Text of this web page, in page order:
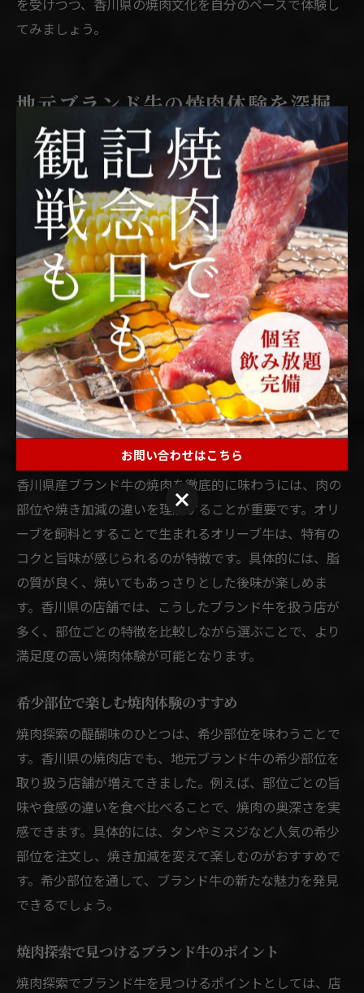
を受けつつ、香川県の焼肉文化を自分のペースで体験し
てみましょう。
地元ブランド牛の焼肉体験を深掘
りする
焼肉で味わう地元ブランド牛の魅力
香川県で焼肉を楽しむなら、地元ブランド牛の豊かな味
わいは外せません。脂の甘みや柔らかな肉質は、焼肉の
真骨頂を実感させてくれます。特にオリーブ牛や讃岐牛
は、香川県ならではのブランドとして高い評価を受けて
います。例えば、部位ごとに異なる食感を楽しみなが
ら、ゆっくりと味わうことで地元牛の魅力を存分に堪能
できます。香川県産牛は焼肉の楽しみ方をさらに広げて
くれる存在です。
香川県産ブランド牛の焼肉を徹底解説
香川県産ブランド牛の焼肉を徹底的に味わうには、肉の
部位や焼き加減の違いを理解することが重要です。オリ
ーブを飼料とすることで生まれるオリーブ牛は、特有の
コクと旨味が感じられるのが特徴です。具体的には、脂
の質が良く、焼いてもあっさりとした後味が楽しめま
す。香川県の店舗では、こうしたブランド牛を扱う店が
多く、部位ごとの特徴を比較しながら選ぶことで、より
満足度の高い焼肉体験が可能となります。
希少部位で楽しむ焼肉体験のすすめ
焼肉探索の醍醐味のひとつは、希少部位を味わうことで
す。香川県の焼肉店でも、地元ブランド牛の希少部位を
取り扱う店舗が増えてきました。例えば、部位ごとの旨
味や食感の違いを食べ比べることで、焼肉の奥深さを実
感できます。具体的には、タンやミスジなど人気の希少
部位を注文し、焼き加減を変えて楽しむのがおすすめで
す。希少部位を通して、ブランド牛の新たな魅力を発見
できるでしょう。
焼肉探索で見つけるブランド牛のポイント
焼肉探索でブランド牛を見つけるポイントとしては、店
お問い合わせはこちら
お問い合わせはこちら